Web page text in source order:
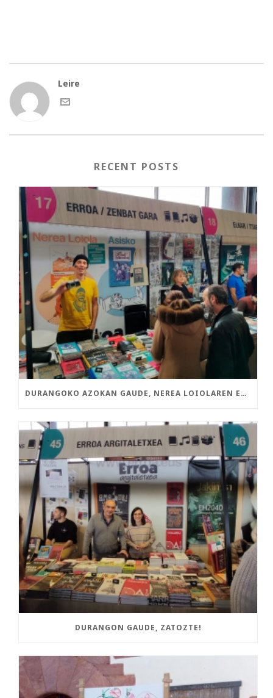
Leire
RECENT POSTS
DURANGOKO AZOKAN GAUDE, NEREA LOIOLAREN ETA ASISKOREN LIBURU BERRIEKIN
DURANGON GAUDE, ZATOZTE!